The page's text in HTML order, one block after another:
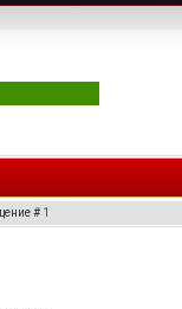
# 1